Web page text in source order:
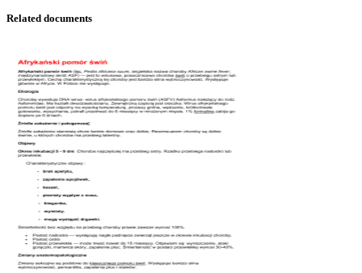
Related documents